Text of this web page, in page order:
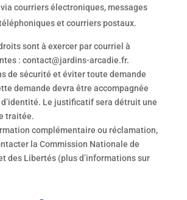
courriers électroniques, messages
et courriers postaux.
sont à exercer par courriel à
: contact@jardins-arcadie.fr.
de sécurité et éviter toute demande
demande devra être accompagnée
Le justificatif sera détruit une
traitée.
complémentaire ou réclamation,
la Commission Nationale de
des Libertés (plus d’informations sur